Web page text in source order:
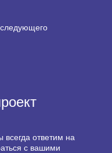
ответим на
с вашими